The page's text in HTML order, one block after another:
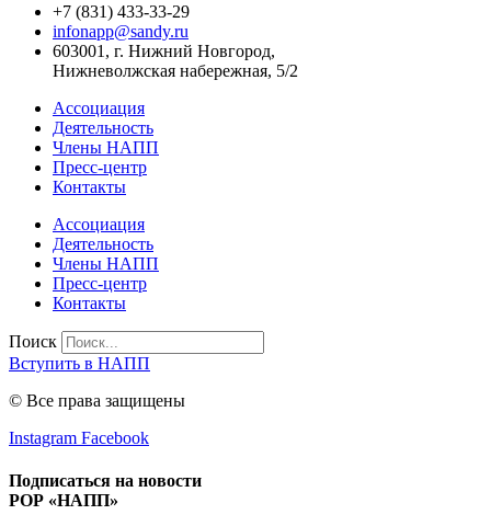
+7 (831) 433-33-29
infonapp@sandy.ru
603001, г. Нижний Новгород,
Нижневолжская набережная, 5/2
Ассоциация
Деятельность
Члены НАПП
Пресс-центр
Контакты
Ассоциация
Деятельность
Члены НАПП
Пресс-центр
Контакты
Поиск
Вступить в НАПП
© Все права защищены
Instagram Facebook
Подписаться на новости
РОР «НАПП»